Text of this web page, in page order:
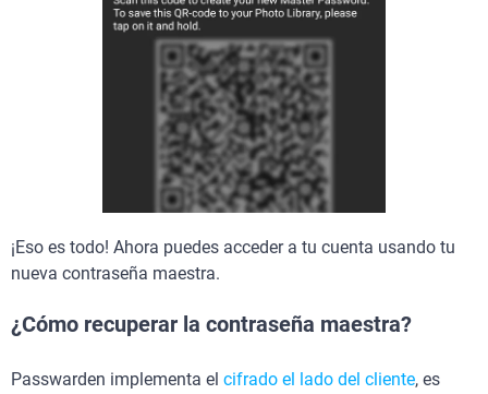
¡Eso es todo! Ahora puedes acceder a tu cuenta usando tu
nueva contraseña maestra.
¿Cómo recuperar la contraseña maestra?
Passwarden implementa el cifrado el lado del cliente, es